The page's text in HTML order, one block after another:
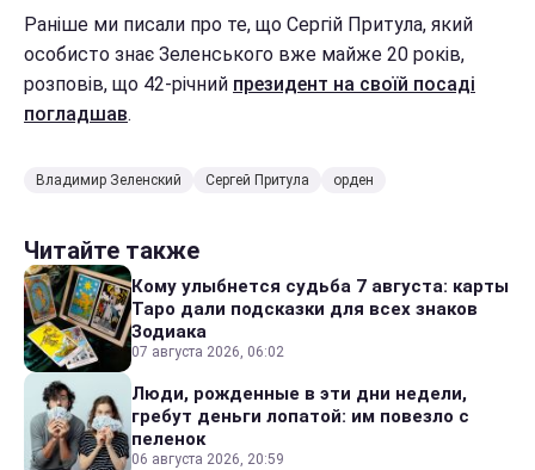
Раніше ми писали про те, що Сергій Притула, який
особисто знає Зеленського вже майже 20 років,
розповів, що 42-річний президент на своїй посаді
погладшав.
Владимир Зеленский Сергей Притула орден
Читайте также
Кому улыбнется судьба 7 августа: карты
Таро дали подсказки для всех знаков
Зодиака
07 августа 2026, 06:02
Люди, рожденные в эти дни недели,
гребут деньги лопатой: им повезло с
пеленок
06 августа 2026, 20:59